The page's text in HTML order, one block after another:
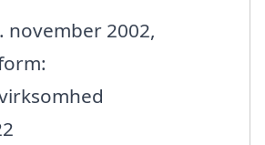
november 2002,